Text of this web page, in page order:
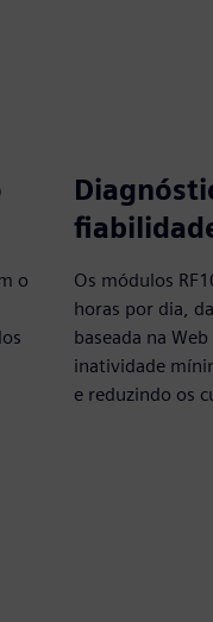
o
Os módulos
horas por dia,
baseada na
inatividade
e reduzindo os